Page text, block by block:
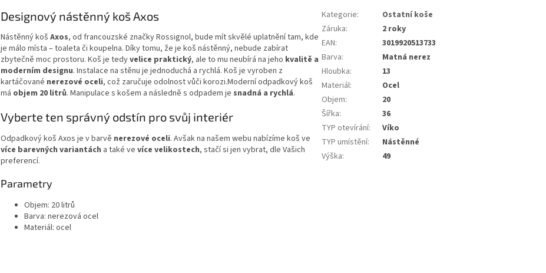
Designový nástěnný koš Axos
Nástěnný koš Axos, od francouzské značky Rossignol, bude mít skvělé uplatnění tam, kde
je málo místa – toaleta či koupelna. Díky tomu, že je koš nástěnný, nebude zabírat
zbytečně moc prostoru. Koš je tedyvelice praktický, ale to mu neubírá na jeho kvalitě a
moderním designu. Instalace na stěnu je jednoduchá a rychlá. Koš je vyroben z
kartáčované nerezové oceli, což zaručuje odolnost vůči korozi.Moderní odpadkový koš
má objem 20 litrů. Manipulace s košem a následně s odpadem je snadná a rychlá.
Vyberte ten správný odstín pro svůj interiér
Odpadkový koš Axos je v barvě nerezové oceli. Avšak na našem webu nabízíme koš ve
více barevných variantách a také ve více velikostech, stačí si jen vybrat, dle Vašich
preferencí.
Parametry
Objem: 20 litrů
Barva: nerezová ocel
Materiál: ocel
Kategorie:
Ostatní koše
Záruka:
2 roky
EAN:
3019920513733
Barva:
Matná nerez
Hloubka:
13
Materiál:
Ocel
Objem:
20
Šířka:
36
TYP otevírání:
Víko
TYP umístění:
Nástěnné
Výška: 49